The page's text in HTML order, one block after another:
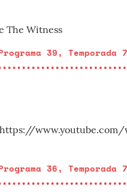
The Witness
39, Temporada 7
https://www.youtube.com/
36, Temporada 7